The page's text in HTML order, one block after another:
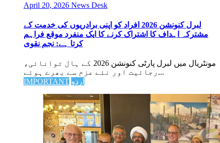
April 20, 2026 News Desk
لبرل کنونشن 2026 افراد کو اپنی برادریوں کی خدمت کے
مشترکہ اہداف کا اشتراک کرنے کا ایک منفرد موقع فراہم
کرتا ہے: نجم نقوی
مونٹریال میں لبرل پارٹی کنونشن 2026 کے ہال توانائی،
رجائیت اور نئے عزم سے بھرے ہوئے...
IMPORTANT اردو